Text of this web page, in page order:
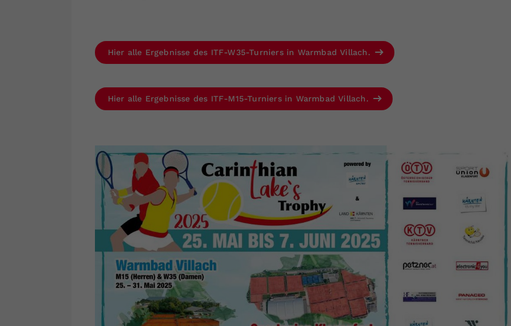
Hier alle Ergebnisse des ITF-W35-Turniers in Warmbad Villach.
Hier alle Ergebnisse des ITF-M15-Turniers in Warmbad Villach.